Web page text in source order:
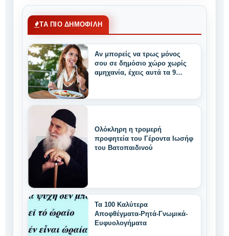
ΤΑ ΠΙΟ ΔΗΜΟΦΙΛΗ
Αν μπορείς να τρως μόνος
σου σε δημόσιο χώρο χωρίς
αμηχανία, έχεις αυτά τα 9
Ολόκληρη η τρομερή
προφητεία του Γέροντα Ιωσήφ
του Βατοπαιδινού
Τα 100 Καλύτερα
Αποφθέγματα-Ρητά-Γνωμικά-
Ευφυολογήματα